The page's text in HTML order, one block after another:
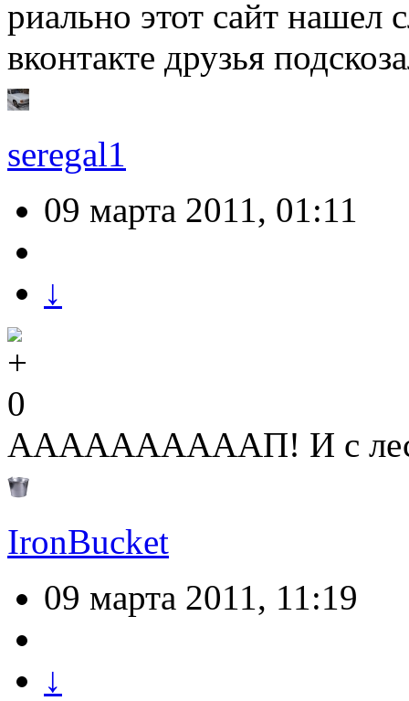
риально этот сайт нашел
вконтакте друзья
seregal1
09 марта 2011, 01:11
↓
0
ААААААААААП! И с
IronBucket
09 марта 2011, 11:19
↓